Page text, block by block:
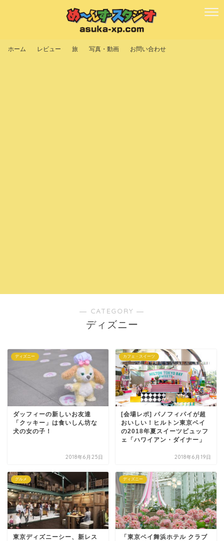
ホーム レビュー 旅 写真・動画 お問い合わせ
― CATEGORY ―
ディズニー
ディズニー
ダッフィーの新しいお友達
「クッキー」は食いしん坊な
犬の女の子！
2018年6月25日
カフェ・スイーツ
[会場レポ] パノフィパイが超
おいしい！ヒルトン東京ベイ
の2018年夏スイーツビュッフ
ェ「ハワイアン・ダイナー」
2018年6月19日
グルメ
東京ディズニーシー、新レス
ディズニー
「東京ベイ舞浜ホテル クラブ